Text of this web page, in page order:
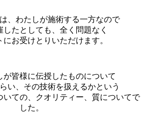
、わたしが施術する一方なので
したとしても、全く問題なく
お受けとりいただけます。
が皆様に伝授したものについて
い、その技術を扱えるかという
ての、クオリティー、質についてで
した。